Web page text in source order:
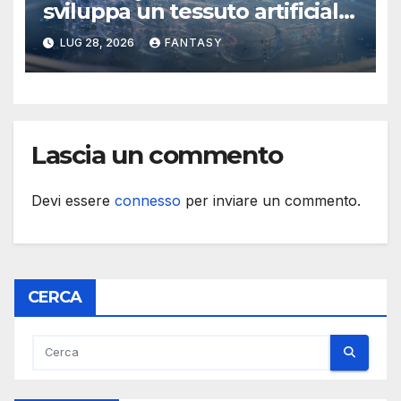
sviluppa un tessuto artificiale
stampabile in 3D che imita le
membrane dei tessuti
LUG 28, 2026 FANTASY
Lascia un commento
Devi essere connesso per inviare un commento.
CERCA